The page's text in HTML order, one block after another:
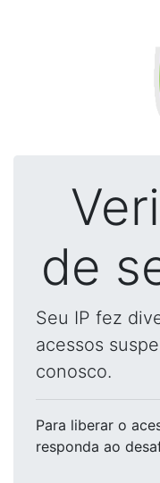
de
Seu IP fez
acessos
conosco.
Para liberar o
responda ao